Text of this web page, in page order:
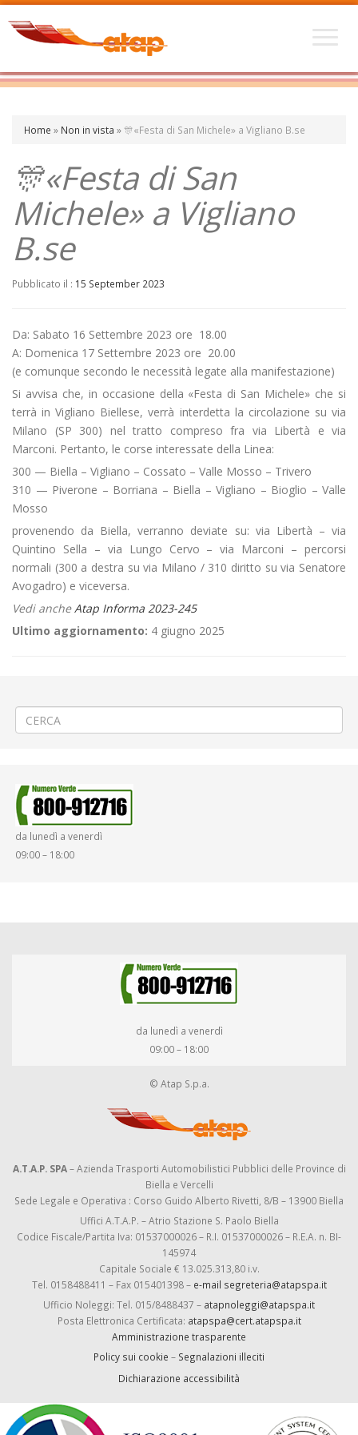
Home » Non in vista »🎊«Festa di San Michele» a Vigliano B.se
🎊«Festa di San
Michele» a Vigliano
B.se
Pubblicato il : 15 September 2023
Da: Sabato 16 Settembre 2023 ore 18.00
A: Domenica 17 Settembre 2023 ore 20.00
(e comunque secondo le necessità legate alla manifestazione)
Si avvisa che, in occasione della «Festa di San Michele» che si
terrà in Vigliano Biellese, verrà interdetta la circolazione su via
Milano (SP 300) nel tratto compreso fra via Libertà e via
Marconi. Pertanto, le corse interessate della Linea:
300 — Biella – Vigliano – Cossato – Valle Mosso – Trivero
310 — Piverone – Borriana – Biella – Vigliano – Bioglio – Valle
Mosso
provenendo da Biella, verranno deviate su: via Libertà – via
Quintino Sella – via Lungo Cervo – via Marconi – percorsi
normali (300 a destra su via Milano / 310 diritto su via Senatore
Avogadro) e viceversa.
Vedi ancheAtap Informa 2023-245
Ultimo aggiornamento: 4 giugno 2025
da lunedì a venerdì
09:00 – 18:00
da lunedì a venerdì
09:00 – 18:00
© Atap S.p.a.
A.T.A.P. SPA– Azienda Trasporti Automobilistici Pubblici delle Province di
Biella e Vercelli
Sede Legale e Operativa : Corso Guido Alberto Rivetti, 8/B – 13900 Biella
Uffici A.T.A.P. – Atrio Stazione S. Paolo Biella
Codice Fiscale/Partita Iva: 01537000026 – R.I. 01537000026 – R.E.A. n. BI-
145974
Capitale Sociale € 13.025.313,80 i.v.
Tel. 0158488411 – Fax 015401398 – e-mail segreteria@atapspa.it
Ufficio Noleggi: Tel. 015/8488437 – atapnoleggi@atapspa.it
Posta Elettronica Certificata: atapspa@cert.atapspa.it
Amministrazione trasparente
Policy sui cookie – Segnalazioni illeciti
Dichiarazione accessibilità